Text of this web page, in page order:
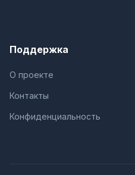
Поддержка
О проекте
Контакты
Конфиденциальность